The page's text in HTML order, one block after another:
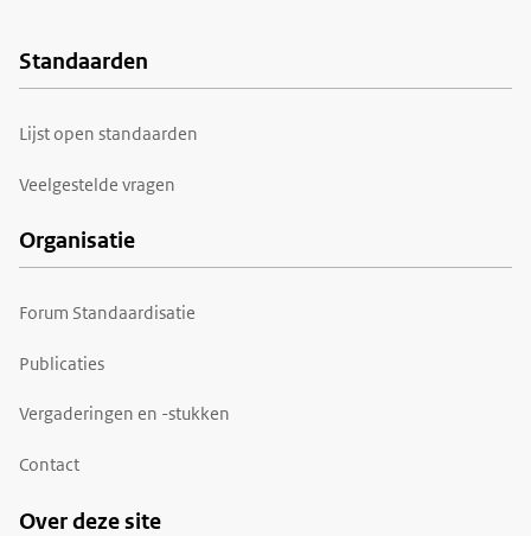
Voet
Standaarden
Lijst open standaarden
Veelgestelde vragen
Organisatie
Forum Standaardisatie
Publicaties
Vergaderingen en -stukken
Contact
Over deze site